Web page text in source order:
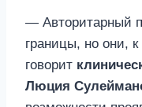
— Авторитарный
границы, но они,
говорит
Люция